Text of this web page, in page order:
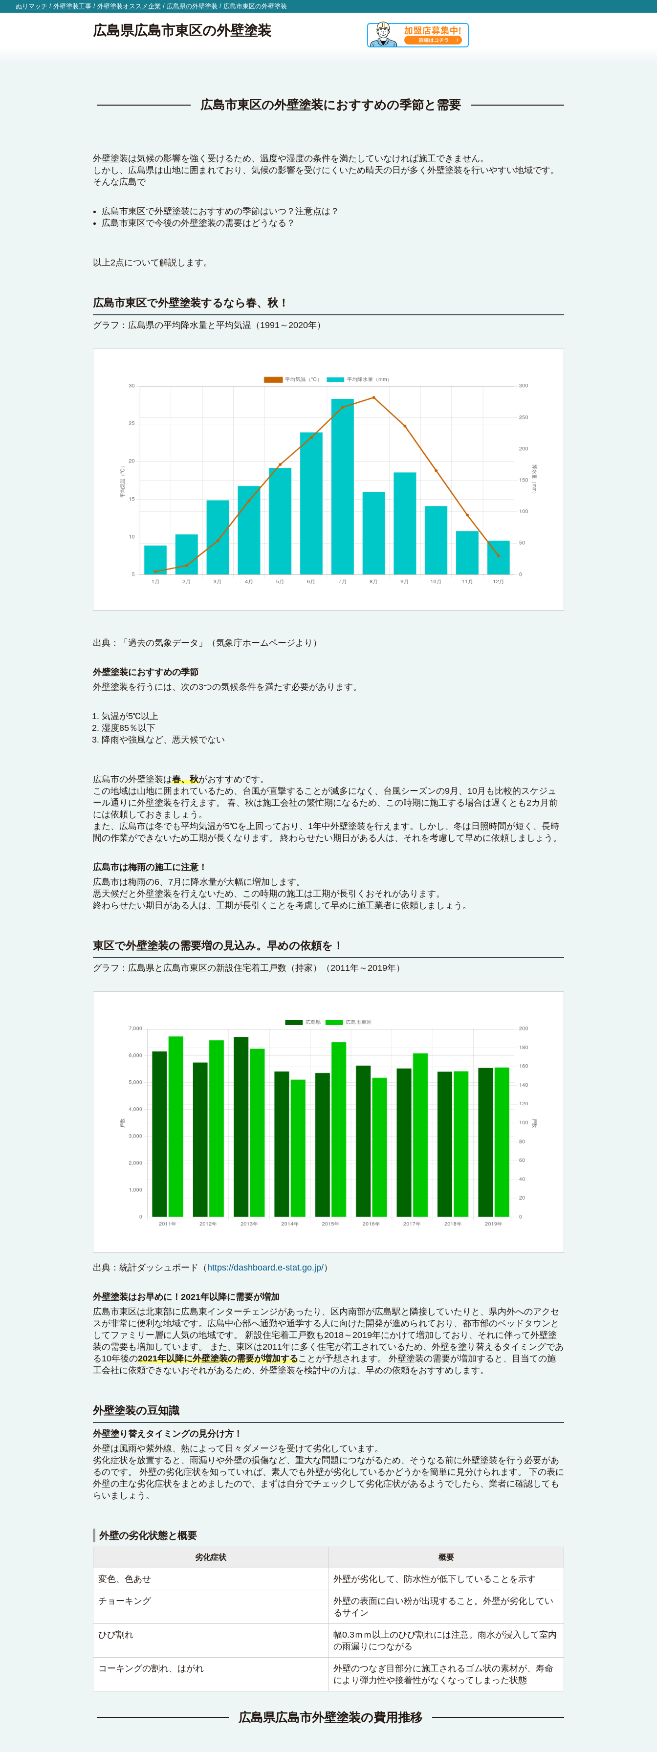
ぬりマッチ / 外壁塗装工事 / 外壁塗装オススメ企業 / 広島県の外壁塗装 / 広島市東区の外壁塗装
広島県広島市東区の外壁塗装
広島市東区の外壁塗装におすすめの季節と需要
外壁塗装は気候の影響を強く受けるため、温度や湿度の条件を満たしていなければ施工できません。
しかし、広島県は山地に囲まれており、気候の影響を受けにくいため晴天の日が多く外壁塗装を行いやすい地域です。
そんな広島で
広島市東区で外壁塗装におすすめの季節はいつ？注意点は？
広島市東区で今後の外壁塗装の需要はどうなる？
以上2点について解説します。
広島市東区で外壁塗装するなら春、秋！
グラフ：広島県の平均降水量と平均気温（1991～2020年）
出典：「過去の気象データ」（気象庁ホームページより）
外壁塗装におすすめの季節
外壁塗装を行うには、次の3つの気候条件を満たす必要があります。
気温が5℃以上
湿度85％以下
降雨や強風など、悪天候でない
広島市の外壁塗装は春、秋がおすすめです。
この地域は山地に囲まれているため、台風が直撃することが滅多になく、台風シーズンの9月、10月も比較的スケジュ
ール通りに外壁塗装を行えます。 春、秋は施工会社の繁忙期になるため、この時期に施工する場合は遅くとも2カ月前
には依頼しておきましょう。
また、広島市は冬でも平均気温が5℃を上回っており、1年中外壁塗装を行えます。しかし、冬は日照時間が短く、長時
間の作業ができないため工期が長くなります。 終わらせたい期日がある人は、それを考慮して早めに依頼しましょう。
広島市は梅雨の施工に注意！
広島市は梅雨の6、7月に降水量が大幅に増加します。
悪天候だと外壁塗装を行えないため、この時期の施工は工期が長引くおそれがあります。
終わらせたい期日がある人は、工期が長引くことを考慮して早めに施工業者に依頼しましょう。
東区で外壁塗装の需要増の見込み。早めの依頼を！
グラフ：広島県と広島市東区の新設住宅着工戸数（持家）（2011年～2019年）
出典： 統計ダッシュボード （ https://dashboard.e-stat.go.jp/）
外壁塗装はお早めに！2021年以降に需要が増加
広島市東区は北東部に広島東インターチェンジがあったり、区内南部が広島駅と隣接していたりと、県内外へのアクセ
スが非常に便利な地域です。広島中心部へ通勤や通学する人に向けた開発が進められており、都市部のベッドタウンと
してファミリー層に人気の地域です。 新設住宅着工戸数も2018～2019年にかけて増加しており、それに伴って外壁塗
装の需要も増加しています。 また、東区は2011年に多く住宅が着工されているため、外壁を塗り替えるタイミングであ
る10年後の2021年以降に外壁塗装の需要が増加することが予想されます。 外壁塗装の需要が増加すると、目当ての施
工会社に依頼できないおそれがあるため、外壁塗装を検討中の方は、早めの依頼をおすすめします。
外壁塗装の豆知識
外壁塗り替えタイミングの見分け方！
外壁は風雨や紫外線、熱によって日々ダメージを受けて劣化しています。
劣化症状を放置すると、雨漏りや外壁の損傷など、重大な問題につながるため、そうなる前に外壁塗装を行う必要があ
るのです。 外壁の劣化症状を知っていれば、素人でも外壁が劣化しているかどうかを簡単に見分けられます。 下の表に
外壁の主な劣化症状をまとめましたので、まずは自分でチェックして劣化症状があるようでしたら、業者に確認しても
らいましょう。
外壁の劣化状態と概要
劣化症状 概要
変色、色あせ 外壁が劣化して、防水性が低下していることを示す
チョーキング
外壁の表面に白い粉が出現すること。外壁が劣化してい
るサイン
ひび割れ
幅0.3ｍｍ以上のひび割れには注意。雨水が浸入して室内
の雨漏りにつながる
コーキングの割れ、はがれ
外壁のつなぎ目部分に施工されるゴム状の素材が、寿命
により弾力性や接着性がなくなってしまった状態
広島県広島市外壁塗装の費用推移